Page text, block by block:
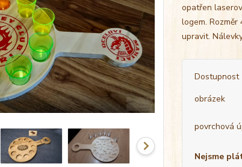
opatřen
logem. Rozměr
upravit.
Dostupnost
obrázek
povrchová
Nejsme